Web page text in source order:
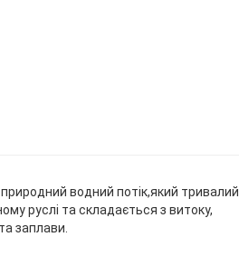
природний водний потік,який тривалий
руслі та складається з витоку,
заплави.